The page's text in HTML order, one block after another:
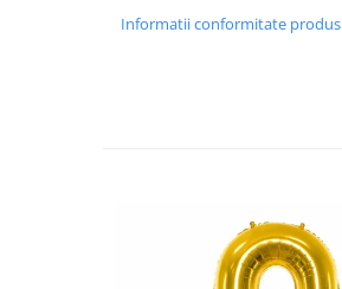
Informatii conformitate produs